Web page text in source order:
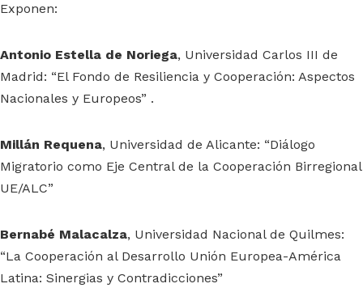
Exponen:
Antonio Estella de Noriega, Universidad Carlos III de
Madrid: “El Fondo de Resiliencia y Cooperación: Aspectos
Nacionales y Europeos” .
Millán Requena, Universidad de Alicante: “Diálogo
Migratorio como Eje Central de la Cooperación Birregional
UE/ALC”
Bernabé Malacalza, Universidad Nacional de Quilmes:
“La Cooperación al Desarrollo Unión Europea-América
Latina: Sinergias y Contradicciones”